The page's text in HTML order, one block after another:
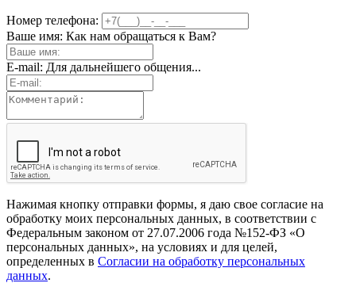
Номер телефона:
Ваше имя: Как нам обращаться к Вам?
E-mail: Для дальнейшего общения...
Нажимая кнопку отправки формы, я даю свое согласие на
обработку моих персональных данных, в соответствии с
Федеральным законом от 27.07.2006 года №152-ФЗ «О
персональных данных», на условиях и для целей,
определенных в Согласии на обработку персональных
данных.